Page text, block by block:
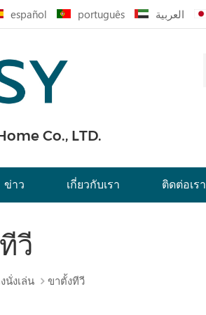
español português العربية
Co., LTD.
ข่าว เกี่ยวกับเรา ติดต่อเรา
วี
นั่งเล่น ขาตั้งทีวี